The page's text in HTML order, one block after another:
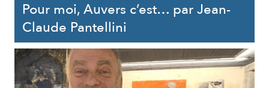
Pour moi, Auvers c’est… par Jean-
Claude Pantellini